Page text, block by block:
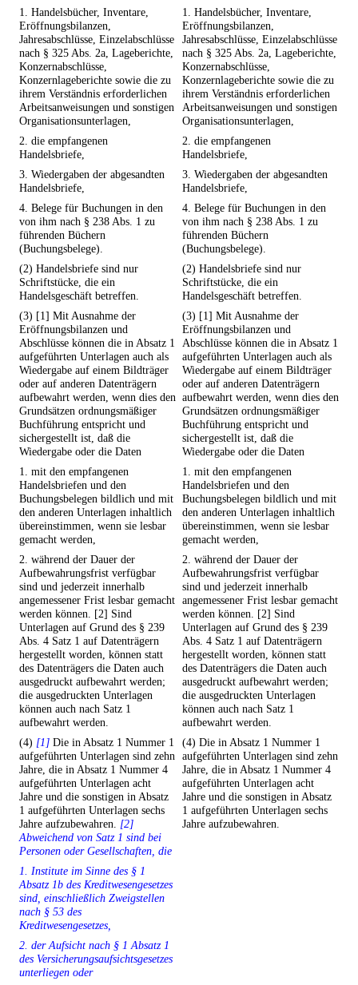
1. Handelsbücher, Inventare,
Eröffnungsbilanzen,
Jahresabschlüsse, Einzelabschlüsse
nach § 325 Abs. 2a, Lageberichte,
Konzernabschlüsse,
Konzernlageberichte sowie die zu
ihrem Verständnis erforderlichen
Arbeitsanweisungen und sonstigen
Organisationsunterlagen,
1. Handelsbücher, Inventare,
Eröffnungsbilanzen,
Jahresabschlüsse, Einzelabschlüsse
nach § 325 Abs. 2a, Lageberichte,
Konzernabschlüsse,
Konzernlageberichte sowie die zu
ihrem Verständnis erforderlichen
Arbeitsanweisungen und sonstigen
Organisationsunterlagen,
2. die empfangenen
Handelsbriefe,
2. die empfangenen
Handelsbriefe,
3. Wiedergaben der abgesandten
Handelsbriefe,
3. Wiedergaben der abgesandten
Handelsbriefe,
4. Belege für Buchungen in den
von ihm nach § 238 Abs. 1 zu
führenden Büchern
(Buchungsbelege).
4. Belege für Buchungen in den
von ihm nach § 238 Abs. 1 zu
führenden Büchern
(Buchungsbelege).
(2) Handelsbriefe sind nur
Schriftstücke, die ein
Handelsgeschäft betreffen.
(2) Handelsbriefe sind nur
Schriftstücke, die ein
Handelsgeschäft betreffen.
(3) [1] Mit Ausnahme der
Eröffnungsbilanzen und
Abschlüsse können die in Absatz 1
aufgeführten Unterlagen auch als
Wiedergabe auf einem Bildträger
oder auf anderen Datenträgern
aufbewahrt werden, wenn dies den
Grundsätzen ordnungsmäßiger
Buchführung entspricht und
sichergestellt ist, daß die
Wiedergabe oder die Daten
(3) [1] Mit Ausnahme der
Eröffnungsbilanzen und
Abschlüsse können die in Absatz 1
aufgeführten Unterlagen auch als
Wiedergabe auf einem Bildträger
oder auf anderen Datenträgern
aufbewahrt werden, wenn dies den
Grundsätzen ordnungsmäßiger
Buchführung entspricht und
sichergestellt ist, daß die
Wiedergabe oder die Daten
1. mit den empfangenen
Handelsbriefen und den
Buchungsbelegen bildlich und mit
den anderen Unterlagen inhaltlich
übereinstimmen, wenn sie lesbar
gemacht werden,
1. mit den empfangenen
Handelsbriefen und den
Buchungsbelegen bildlich und mit
den anderen Unterlagen inhaltlich
übereinstimmen, wenn sie lesbar
gemacht werden,
2. während der Dauer der
Aufbewahrungsfrist verfügbar
sind und jederzeit innerhalb
angemessener Frist lesbar gemacht
werden können. [2] Sind
Unterlagen auf Grund des § 239
Abs. 4 Satz 1 auf Datenträgern
hergestellt worden, können statt
des Datenträgers die Daten auch
ausgedruckt aufbewahrt werden;
die ausgedruckten Unterlagen
können auch nach Satz 1
aufbewahrt werden.
2. während der Dauer der
Aufbewahrungsfrist verfügbar
sind und jederzeit innerhalb
angemessener Frist lesbar gemacht
werden können. [2] Sind
Unterlagen auf Grund des § 239
Abs. 4 Satz 1 auf Datenträgern
hergestellt worden, können statt
des Datenträgers die Daten auch
ausgedruckt aufbewahrt werden;
die ausgedruckten Unterlagen
können auch nach Satz 1
aufbewahrt werden.
(4) [1] Die in Absatz 1 Nummer 1
aufgeführten Unterlagen sind zehn
Jahre, die in Absatz 1 Nummer 4
aufgeführten Unterlagen acht
Jahre und die sonstigen in Absatz
1 aufgeführten Unterlagen sechs
Jahre aufzubewahren. [2]
Abweichend von Satz 1 sind bei
Personen oder Gesellschaften, die
(4) Die in Absatz 1 Nummer 1
aufgeführten Unterlagen sind zehn
Jahre, die in Absatz 1 Nummer 4
aufgeführten Unterlagen acht
Jahre und die sonstigen in Absatz
1 aufgeführten Unterlagen sechs
Jahre aufzubewahren.
1. Institute im Sinne des § 1
Absatz 1b des Kreditwesengesetzes
sind, einschließlich Zweigstellen
nach § 53 des
Kreditwesengesetzes,
2. der Aufsicht nach § 1 Absatz 1
des Versicherungsaufsichtsgesetzes
unterliegen oder